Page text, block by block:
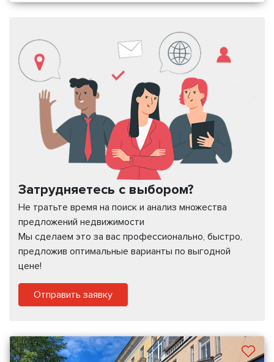
Затрудняетесь с выбором?
Не тратьте время на поиск и анализ множества
предложений недвижимости
Мы сделаем это за вас профессионально, быстро,
предложив оптимальные варианты по выгодной
цене!
Отправить заявку